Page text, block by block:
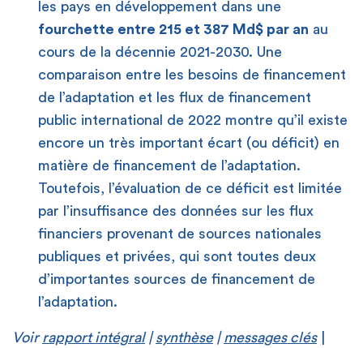
les pays en développement dans une
fourchette entre 215 et 387 Md$ par an au
cours de la décennie 2021-2030. Une
comparaison entre les besoins de financement
de l’adaptation et les flux de financement
public international de 2022 montre qu’il existe
encore un très important écart (ou déficit) en
matière de financement de l’adaptation.
Toutefois, l’évaluation de ce déficit est limitée
par l’insuffisance des données sur les flux
financiers provenant de sources nationales
publiques et privées, qui sont toutes deux
d’importantes sources de financement de
l’adaptation.
Voir rapport intégral|synthèse| messages clés|